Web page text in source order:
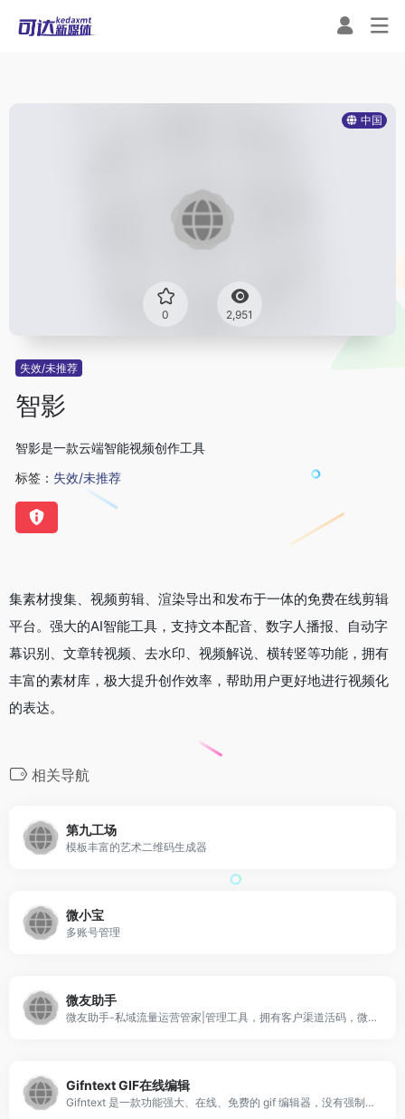
中国
0 2,951
失效/未推荐
智影
智影是一款云端智能视频创作工具
标签： 失效/未推荐
集素材搜集、视频剪辑、渲染导出和发布于一体的免费在线剪辑
平台。强大的AI智能工具，支持文本配音、数字人播报、自动字
幕识别、文章转视频、去水印、视频解说、横转竖等功能，拥有
丰富的素材库，极大提升创作效率，帮助用户更好地进行视频化
的表达。
相关导航
第九工场
模板丰富的艺术二维码生成器
微小宝
多账号管理
微友助手
微友助手-私域流量运营管家|管理工具，拥有客户渠道活码，微信数据分析，新客户欢迎语，定时发送，自动回复，流失客户提醒等数十项高级功能！帮助私域流量运营者提升运营效率和效果，为用户持续创造价值！
Gifntext GIF在线编辑
Gifntext 是一款功能强大、在线、免费的 gif 编辑器，没有强制水印。在 gif 上快速添加移动文本、向 gif 添加移动图像等等。